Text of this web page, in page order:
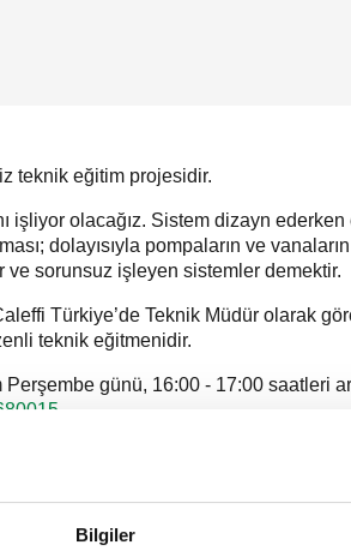
Bilgiler
teknik eğitim projesidir.
işliyor olacağız. Sistem dizayn
dolayısıyla pompaların ve
sorunsuz işleyen sistemler demektir.
Türkiye’de Teknik Müdür olarak
teknik eğitmenidir.
günü, 16:00 - 17:00 saatleri